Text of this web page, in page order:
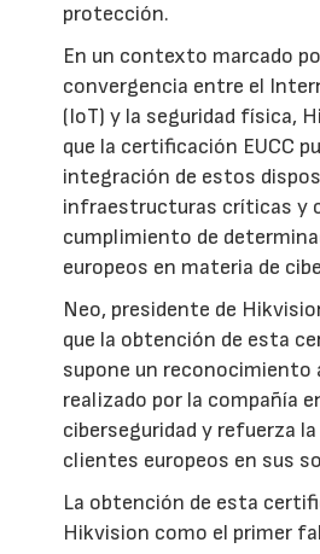
protección.
En un contexto marcado
convergencia entre el
(IoT) y la seguridad física,
que la certificación EUCC
integración de estos
infraestructuras críticas y
cumplimiento de
europeos en materia de
Neo, presidente de
que la obtención de esta
supone un reconocimiento
realizado por la compañía
ciberseguridad y refuerza
clientes europeos en sus
La obtención de esta
Hikvision como el primer